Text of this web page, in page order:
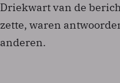
Driekwart van de
zette, waren
anderen.